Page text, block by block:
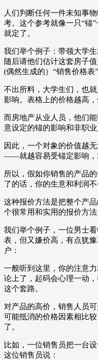
人们判断任何一件未知事
考。这个参考就像一只“锚
就定了。
我们举个例子：带领大学
随后请他们估计这套房子
(偶然生成的）“销售价格表”
不出所料，大学生们，也
影响。表格上的价格越高
而房地产从业人员，他们
意设定的锚的影响和非职业
因此，一个对象的价值越
——就越容易受锚定影响，
所以，假如你销售的产品
了的话，你的生意和利润不
这种报价方法是把整个产
个很常用和实用的报价方法
我们举个例子，一位男士
表，但又嫌价高，有点犹
户：
一般听到这里，你的注意
论上了，起码会心理一动
这个套路。
对产品的高价，销售人员
可能抵消的价格因素相比
了。
比如，一位销售员把一台
这位销售员说：